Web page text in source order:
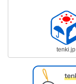
tenki.jp